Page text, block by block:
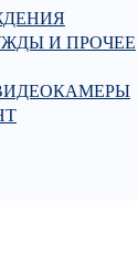
И ПРОЧЕЕ